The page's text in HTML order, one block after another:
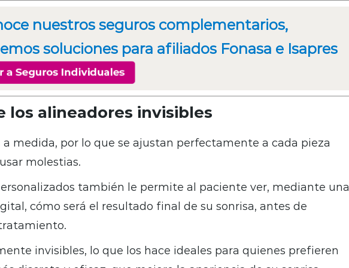
nuestros seguros complementarios,
soluciones para afiliados Fonasa e Isapres
los alineadores invisibles
a medida, por lo que se ajustan perfectamente a cada pieza
molestias.
también le permite al paciente ver, mediante una
cómo será el resultado final de su sonrisa, antes de
invisibles, lo que los hace ideales para quienes prefieren